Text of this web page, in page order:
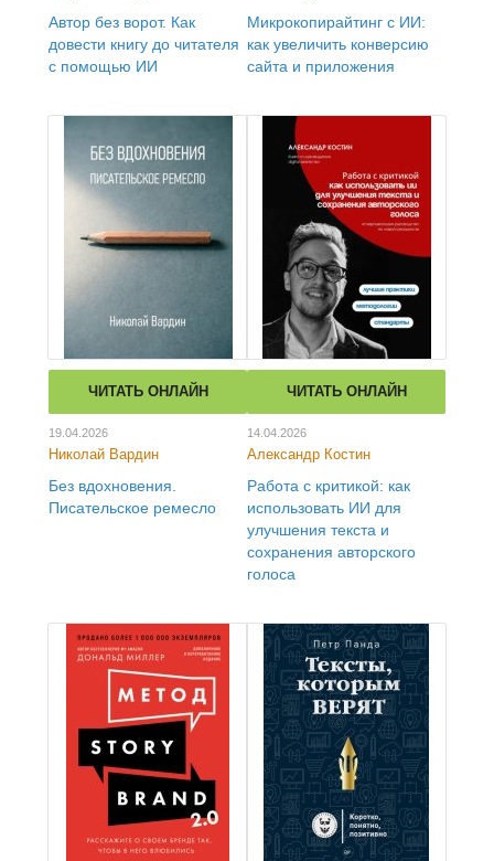
Автор без ворот. Как
довести книгу до читателя
с помощью ИИ
Микрокопирайтинг с ИИ:
как увеличить конверсию
сайта и приложения
ЧИТАТЬ ОНЛАЙН
19.04.2026
Николай Вардин
Без вдохновения.
Писательское ремесло
ЧИТАТЬ ОНЛАЙН
14.04.2026
Александр Костин
Работа с критикой: как
использовать ИИ для
улучшения текста и
сохранения авторского
голоса